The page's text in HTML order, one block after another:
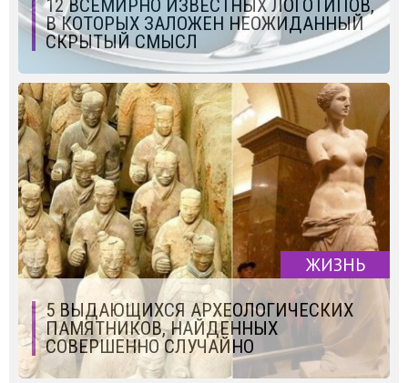
12 ВСЕМИРНО ИЗВЕСТНЫХ ЛОГОТИПОВ,
В КОТОРЫХ ЗАЛОЖЕН НЕОЖИДАННЫЙ
СКРЫТЫЙ СМЫСЛ
ЖИЗНЬ
5 ВЫДАЮЩИХСЯ АРХЕОЛОГИЧЕСКИХ
ПАМЯТНИКОВ, НАЙДЕННЫХ
СОВЕРШЕННО СЛУЧАЙНО